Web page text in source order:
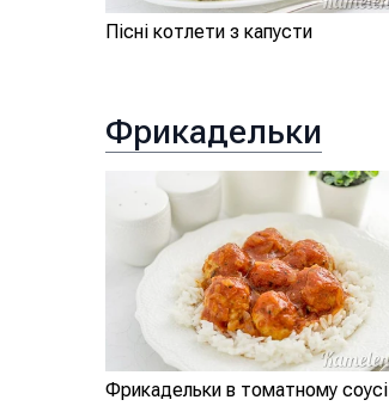
Пісні котлети з капусти
Фрикадельки
Фрикадельки в томатному соусі